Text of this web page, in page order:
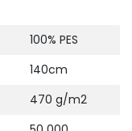
100% PES
140cm
470 g/m2